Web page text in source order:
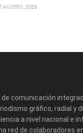
AGOSTO, 2026
de comunicación
gráfico, radial y
a nivel nacional e
red de colaboradores